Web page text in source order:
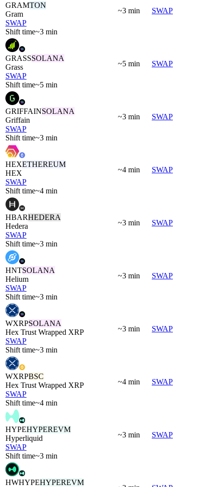
GRAMTON
Gram
SWAP
Shift time~3 min
~3 min SWAP
GRASSSOLANA
Grass
SWAP
Shift time~5 min
~5 min SWAP
GRIFFAINSOLANA
Griffain
SWAP
Shift time~3 min
~3 min SWAP
HEXETHEREUM
HEX
SWAP
Shift time~4 min
~4 min SWAP
HBARHEDERA
Hedera
SWAP
Shift time~3 min
~3 min SWAP
HNTSOLANA
Helium
SWAP
Shift time~3 min
~3 min SWAP
WXRPSOLANA
Hex Trust Wrapped XRP
SWAP
Shift time~3 min
~3 min SWAP
WXRPBSC
Hex Trust Wrapped XRP
SWAP
Shift time~4 min
~4 min SWAP
HYPEHYPEREVM
Hyperliquid
SWAP
Shift time~3 min
~3 min SWAP
HWHYPEHYPEREVM